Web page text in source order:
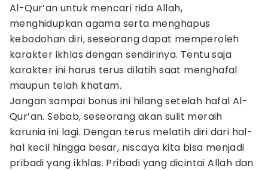
Al-Qur’an untuk mencari rida Allah,
menghidupkan agama serta menghapus
kebodohan diri, seseorang dapat memperoleh
karakter ikhlas dengan sendirinya. Tentu saja
karakter ini harus terus dilatih saat menghafal
maupun telah khatam.
Jangan sampai bonus ini hilang setelah hafal Al-
Qur’an. Sebab, seseorang akan sulit meraih
karunia ini lagi. Dengan terus melatih diri dari hal-
hal kecil hingga besar, niscaya kita bisa menjadi
pribadi yang ikhlas. Pribadi yang dicintai Allah dan